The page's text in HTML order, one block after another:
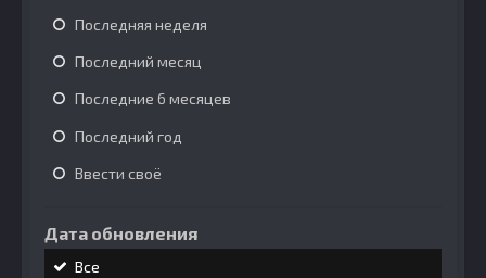
Последняя неделя
Последний месяц
Последние 6 месяцев
Последний год
Ввести своё
Дата обновления
Все